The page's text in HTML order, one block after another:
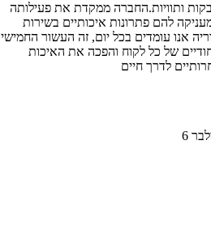
ותוויות.החברה ממקדת את פעילותה
להם פתרונות איכותיים בשירות
אנו עומדים בכל יום, זה העשור החמישי
של כל לקוח והפכה את האיכות
לדרך חיים
6